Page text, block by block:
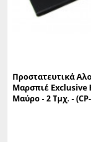
Προστατευτικά
Μαρσπιέ Exclusive
Μαύρο - 2 Τμχ. -